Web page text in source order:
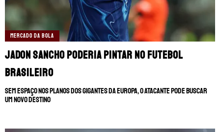
MERCADO DA BOLA
Jadon Sancho poderia pintar no futebol
brasileiro
Sem espaço nos planos dos gigantes da Europa, o atacante pode buscar
um novo destino